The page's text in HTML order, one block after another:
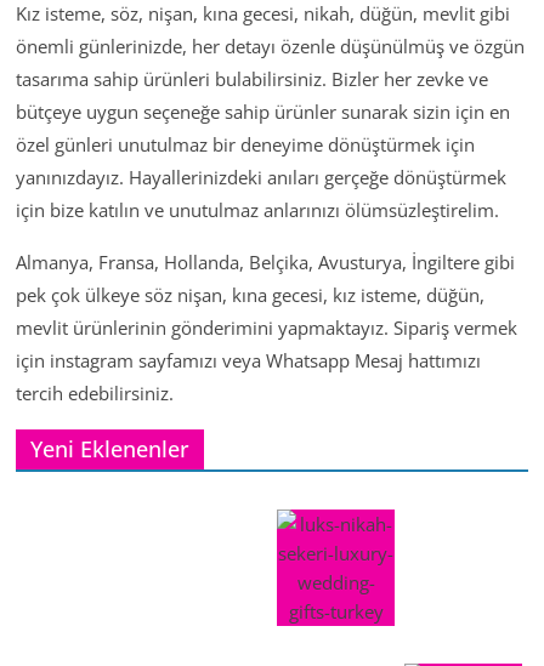
Kız isteme, söz, nişan, kına gecesi, nikah, düğün, mevlit gibi
önemli günlerinizde, her detayı özenle düşünülmüş ve özgün
tasarıma sahip ürünleri bulabilirsiniz. Bizler her zevke ve
bütçeye uygun seçeneğe sahip ürünler sunarak sizin için en
özel günleri unutulmaz bir deneyime dönüştürmek için
yanınızdayız. Hayallerinizdeki anıları gerçeğe dönüştürmek
için bize katılın ve unutulmaz anlarınızı ölümsüzleştirelim.
Almanya, Fransa, Hollanda, Belçika, Avusturya, İngiltere gibi
pek çok ülkeye söz nişan, kına gecesi, kız isteme, düğün,
mevlit ürünlerinin gönderimini yapmaktayız. Sipariş vermek
için instagram sayfamızı veya Whatsapp Mesaj hattımızı
tercih edebilirsiniz.
Yeni Eklenenler